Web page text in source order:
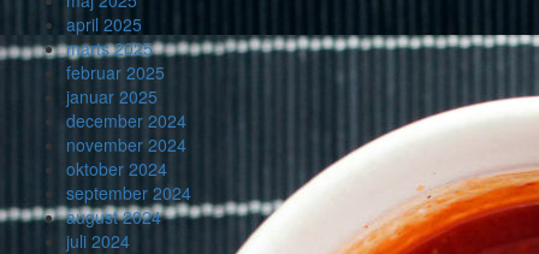
april 2025
marts 2025
februar 2025
januar 2025
december 2024
november 2024
oktober 2024
september 2024
august 2024
juli 2024